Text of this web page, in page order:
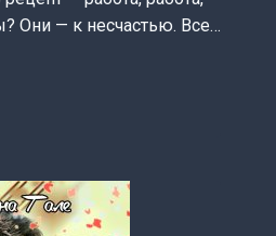
Они — к несчастью. Все…